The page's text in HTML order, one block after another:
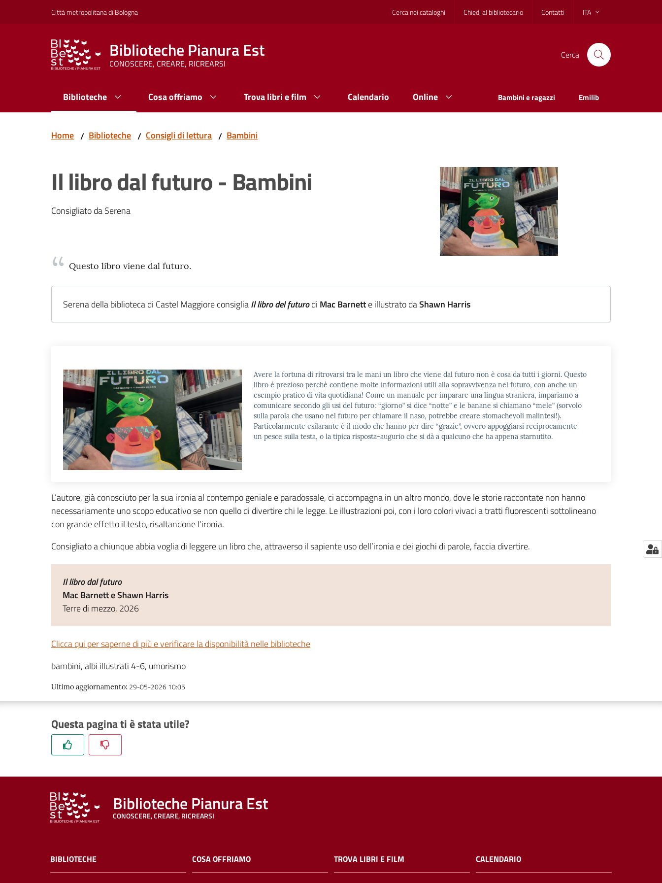
Vai al contenuto
Vai alla navigazioneCittà metropolitana di Bologna Cerca nei cataloghi Chiedi al bibliotecario Contatti ITA
Biblioteche Pianura Est
CONOSCERE, CREARE, RICREARSI
Cerca
Biblioteche Cosa offriamo Trova libri e film Calendario Online Bambini e ragazzi Emilib
Home / Biblioteche / Consigli di lettura / Bambini
Il libro dal futuro - Bambini
Consigliato da Serena
Questo libro viene dal futuro.
Serena della biblioteca di Castel Maggiore consigliaIl libro del futurodi Mac Barnette illustrato daShawn Harris
Avere la fortuna di ritrovarsi tra le mani un libro che viene dal futuro non è cosa da tutti i giorni. Questo
libro è prezioso perché contiene molte informazioni utili alla sopravvivenza nel futuro, con anche un
esempio pratico di vita quotidiana! Come un manuale per imparare una lingua straniera, impariamo a
comunicare secondo gli usi del futuro: “giorno” si dice “notte” e le banane si chiamano “mele” (sorvolo
sulla parola che usano nel futuro per chiamare il naso, potrebbe creare stomachevoli malintesi!).
Particolarmente esilarante è il modo che hanno per dire “grazie”, ovvero appoggiarsi reciprocamente
un pesce sulla testa, o la tipica risposta-augurio che si dà a qualcuno che ha appena starnutito.
L’autore, già conosciuto per la sua ironia al contempo geniale e paradossale, ci accompagna in un altro mondo, dove le storie raccontate non hanno
necessariamente uno scopo educativo se non quello di divertire chi le legge. Le illustrazioni poi, con i loro colori vivaci a tratti fluorescenti sottolineano
con grande effetto il testo, risaltandone l’ironia.
Consigliato a chiunque abbia voglia di leggere un libro che, attraverso il sapiente uso dell’ironia e dei giochi di parole, faccia divertire.
Il libro dal futuro
Mac Barnett e Shawn Harris
Terre di mezzo, 2026
Clicca qui per saperne di più e verificare la disponibilità nelle biblioteche
bambini, albi illustrati 4-6, umorismo
Ultimo aggiornamento: 29-05-2026 10:05
Questa pagina ti è stata utile?
Biblioteche Pianura Est
CONOSCERE, CREARE, RICREARSI
BIBLIOTECHE COSA OFFRIAMO TROVA LIBRI E FILM CALENDARIO